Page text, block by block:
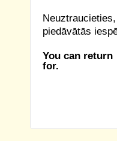
piedāvātās
You can return
for.